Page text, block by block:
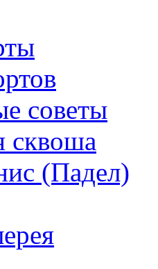
советы
сквоша
(Падел)